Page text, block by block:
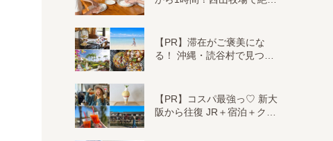
【PR】滞在がご褒美にな
る！ 沖縄・読谷村で見つ…
【PR】コスパ最強っ♡ 新大
阪から往復 JR＋宿泊＋ク…